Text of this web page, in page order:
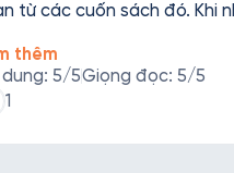
sách đó. Khi nhìn thấy cuốn Cảm ơn vì đến trễ (Thank You For Being Late) tôi gần như bị cuốn
câu hỏi khi tôi đọc
thêm
dung: 5/5Giọng đọc: 5/5
1